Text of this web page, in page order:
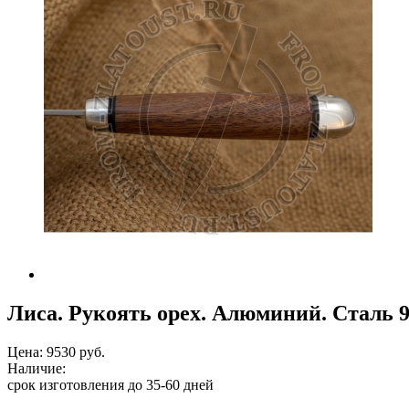
Лиса. Рукоять орех. Алюминий. Сталь
Цена: 9530 руб.
Наличие:
срок изготовления до 35-60 дней